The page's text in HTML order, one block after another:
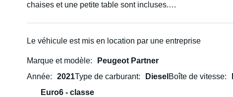
chaises et une petite table sont incluses.
classique, facile à conduire et économe en carburant au
Parfait pour explorer et découvrir les magnifiques
Le véhicule est mis en location par une entreprise
Marque et modèle
Peugeot Partner
Année
2021Type de carburant Diesel Boîte de vitesse
Euro6 - classe